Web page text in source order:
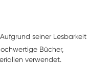
Aufgrund seiner Lesbarkeit
Bücher,
verwendet.